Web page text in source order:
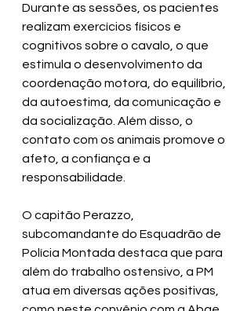
Durante as sessões, os pacientes
realizam exercícios físicos e
cognitivos sobre o cavalo, o que
estimula o desenvolvimento da
coordenação motora, do equilíbrio,
da autoestima, da comunicação e
da socialização. Além disso, o
contato com os animais promove o
afeto, a confiança e a
responsabilidade.
O capitão Perazzo,
subcomandante do Esquadrão de
Polícia Montada destaca que para
além do trabalho ostensivo, a PM
atua em diversas ações positivas,